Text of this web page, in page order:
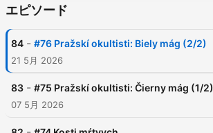
エピソード
84 - #76 Pražskí okultisti: Biely mág (2/2)
21 5月 2026
83 - #75 Pražskí okultisti: Čierny mág (1/2)
07 5月 2026